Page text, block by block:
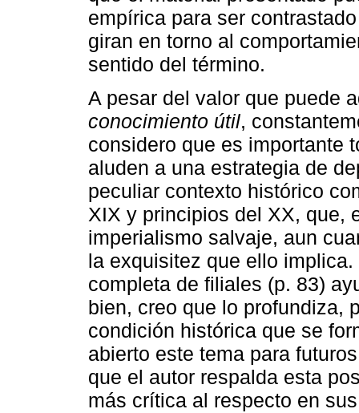
empírica para ser
giran en torno al
sentido del término.
A pesar del valor que puede
conocimiento útil,
considero que es importante
aluden a una estrategia de
peculiar contexto histórico
XIX y principios del XX, que,
imperialismo salvaje, aun
la exquisitez que ello
completa de filiales (p. 83)
bien, creo que lo profundiza,
condición histórica que se
abierto este tema para
que el autor respalda esta
más crítica al respecto en